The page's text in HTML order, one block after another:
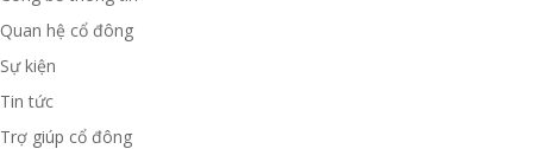
Quan hệ cổ đông
Sự kiện
Tin tức
Trợ giúp cổ đông